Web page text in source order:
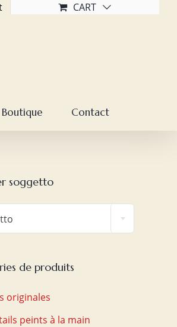
CART
Boutique Contact
soggetto
de produits
originales
peints à la main